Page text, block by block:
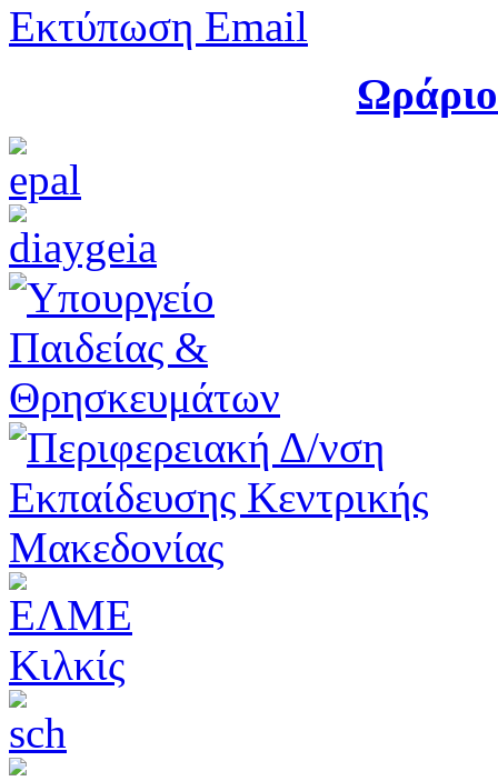
Εκτύπωση Email